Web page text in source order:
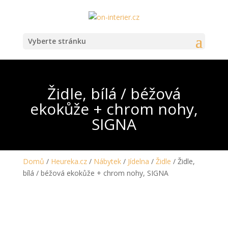
Vyberte stránku
Židle, bílá / béžová
ekokůže + chrom nohy,
SIGNA
Domů / Heureka.cz/ Nábytek/ Jídelna / Židle / Židle,
bílá / béžová ekokůže + chrom nohy, SIGNA